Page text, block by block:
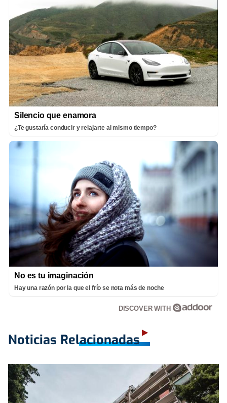
Silencio que enamora
¿Te gustaría conducir y relajarte al mismo tiempo?
No es tu imaginación
Hay una razón por la que el frío se nota más de noche
DISCOVER WITH
Noticias Relacionadas